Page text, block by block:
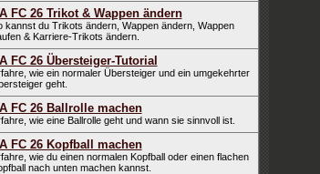
FC 26 Trikot & Wappen ändern
kannst du Trikots ändern, Wappen ändern, Wappen
& Karriere-Trikots ändern.
FC 26 Übersteiger-Tutorial
wie ein normaler Übersteiger und ein umgekehrter
geht.
FC 26 Ballrolle machen
wie eine Ballrolle geht und wann sie sinnvoll ist.
FC 26 Kopfball machen
wie du einen normalen Kopfball oder einen flachen
nach unten machen kannst.